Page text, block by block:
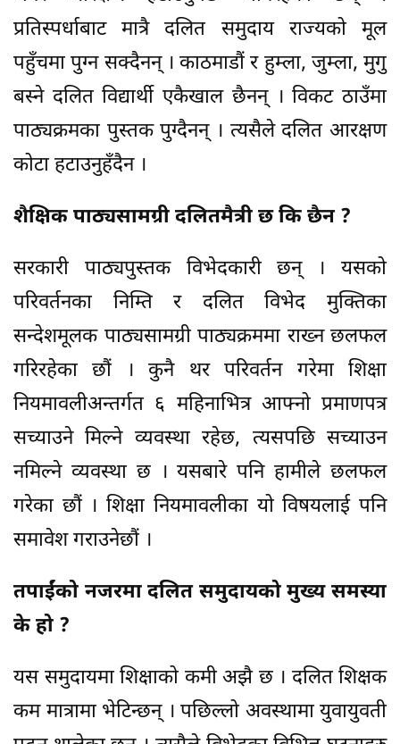
प्रतिस्पर्धाबाट मात्रै दलित समुदाय राज्यको मूल
पहुँचमा पुग्न सक्दैनन् । काठमाडौं र हुम्ला, जुम्ला, मुगु
बस्ने दलित विद्यार्थी एकैखाल छैनन् । विकट ठाउँमा
पाठ्यक्रमका पुस्तक पुग्दैनन् । त्यसैले दलित आरक्षण
कोटा हटाउनुहँदैन ।
शैक्षिक पाठ्यसामग्री दलितमैत्री छ कि छैन ?
सरकारी पाठ्यपुस्तक विभेदकारी छन् । यसको
परिवर्तनका निम्ति र दलित विभेद मुक्तिका
सन्देशमूलक पाठ्यसामग्री पाठ्यक्रममा राख्न छलफल
गरिरहेका छौं । कुनै थर परिवर्तन गरेमा शिक्षा
नियमावलीअन्तर्गत ६ महिनाभित्र आफ्नो प्रमाणपत्र
सच्याउने मिल्ने व्यवस्था रहेछ, त्यसपछि सच्याउन
नमिल्ने व्यवस्था छ । यसबारे पनि हामीले छलफल
गरेका छौं । शिक्षा नियमावलीका यो विषयलाई पनि
समावेश गराउनेछौं ।
तपाईंको नजरमा दलित समुदायको मुख्य समस्या
के हो ?
यस समुदायमा शिक्षाको कमी अझै छ । दलित शिक्षक
कम मात्रामा भेटिन्छन् । पछिल्लो अवस्थामा युवायुवती